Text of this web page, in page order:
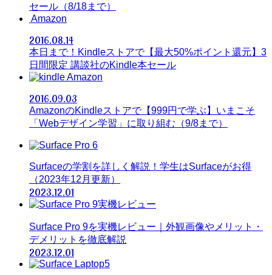
セール（8/18まで）
Amazon
2016.08.14
本日まで！Kindleストアで【最大50%ポイント還元】3
日間限定 講談社のKindle本セール
Amazon
2016.09.03
AmazonのKindleストアで【999円で学ぶ】いまこそ
「Webデザイン学習」に取り組む（9/8まで）
Surfaceの学割を詳しく解説！学生はSurfaceがお得
（2023年12月更新）
2023.12.01
Surface Pro 9を実機レビュー｜外観画像やメリット・
デメリットを徹底解説
2023.12.01